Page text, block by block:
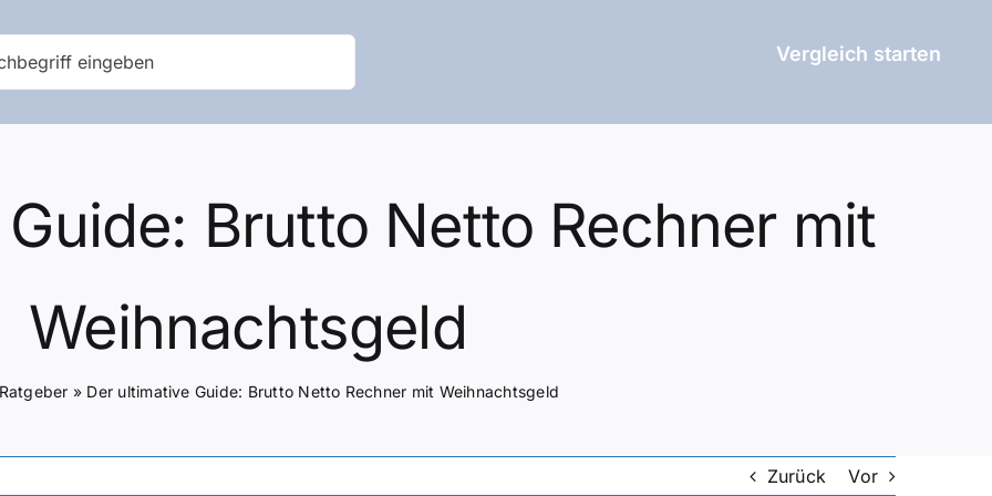
Vergleich starten
Brutto Netto Rechner mit
Weihnachtsgeld
Ratgeber » Der ultimative Guide: Brutto Netto Rechner mit Weihnachtsgeld
Zurück Vor